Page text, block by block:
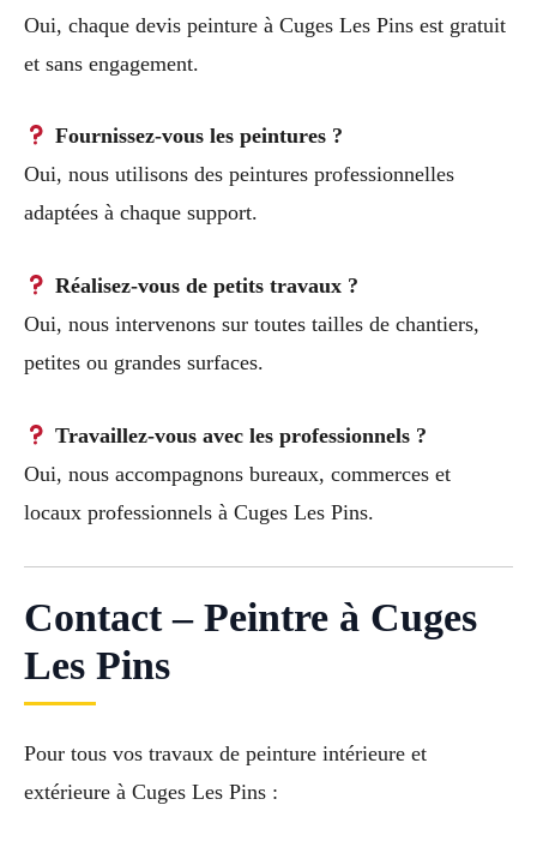
Oui, chaque devis peinture à Cuges Les Pins est gratuit
et sans engagement.
Fournissez-vous les peintures ?
Oui, nous utilisons des peintures professionnelles
adaptées à chaque support.
Réalisez-vous de petits travaux ?
Oui, nous intervenons sur toutes tailles de chantiers,
petites ou grandes surfaces.
Travaillez-vous avec les professionnels ?
Oui, nous accompagnons bureaux, commerces et
locaux professionnels à Cuges Les Pins.
Contact – Peintre à Cuges
Les Pins
Pour tous vos travaux de peinture intérieure et
extérieure à Cuges Les Pins :